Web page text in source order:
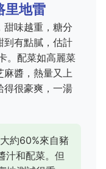
里地雷
甜味越重，糖分
到有點膩，估計
。配菜如高麗菜
麻醬，熱量又上
得很豪爽，一湯
約60%來自豬
汁和配菜。但